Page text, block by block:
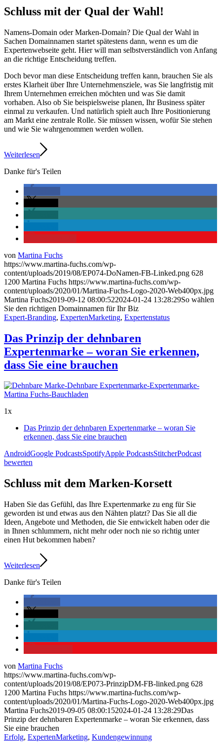
Schluss mit der Qual der Wahl!
Namens-Domain oder Marken-Domain? Die Qual der Wahl in
Sachen Domainnamen startet spätestens dann, wenn es um die
Expertenwebseite geht. Hier will man selbstverständlich von Anfang
an die richtige Entscheidung treffen.
Doch bevor man diese Entscheidung treffen kann, brauchen Sie als
erstes Klarheit über Ihre Unternehmensziele, was Sie langfristig mit
Ihrem Unternehmen erreichen möchten und was Sie damit
vorhaben. Also ob Sie beispielsweise planen, Ihr Business später
einmal zu verkaufen. Und natürlich spielt auch Ihre Positionierung
am Markt eine zentrale Rolle. Sie müssen wissen, wofür Sie stehen
und wie Sie wahrgenommen werden wollen.
Weiterlesen
Danke für's Teilen
von Martina Fuchs
https://www.martina-fuchs.com/wp-
content/uploads/2019/08/EP074-DoNamen-FB-Linked.png 628
1200 Martina Fuchs https://www.martina-fuchs.com/wp-
content/uploads/2020/01/Martina-Fuchs-Logo-2020-Web400px.jpg
Martina Fuchs2019-09-12 08:00:522024-01-24 13:28:29So wählen
Sie den richtigen Domainnamen für Ihr Biz
Expert-Branding, ExpertenMarketing, Expertenstatus
Das Prinzip der dehnbaren
Expertenmarke – woran Sie erkennen,
dass Sie eine brauchen
1x
Das Prinzip der dehnbaren Expertenmarke – woran Sie
erkennen, dass Sie eine brauchen
AndroidGoogle PodcastsSpotifyApple PodcastsStitcherPodcast
bewerten
Schluss mit dem Marken-Korsett
Haben Sie das Gefühl, das Ihre Expertenmarke zu eng für Sie
geworden ist und etwas aus den Nähten platzt? Das Sie all die
Ideen, Angebote und Methoden, die Sie entwickelt haben oder die
in Ihnen schlummern, nicht mehr oder noch nie so richtig unter
einen Hut bekommen haben?
Weiterlesen
Danke für's Teilen
von Martina Fuchs
https://www.martina-fuchs.com/wp-
content/uploads/2019/08/EP073-PrinzipDM-FB-linked.png 628
1200 Martina Fuchs https://www.martina-fuchs.com/wp-
content/uploads/2020/01/Martina-Fuchs-Logo-2020-Web400px.jpg
Martina Fuchs2019-09-05 08:00:152024-01-24 13:28:29Das
Prinzip der dehnbaren Expertenmarke – woran Sie erkennen, dass
Sie eine brauchen
Erfolg, ExpertenMarketing, Kundengewinnung